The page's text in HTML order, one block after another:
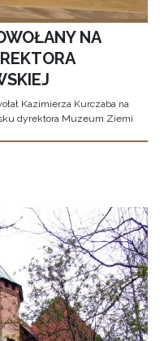
NA
Kazimierza Kurczaba na
dyrektora Muzeum Ziemi